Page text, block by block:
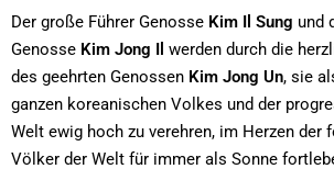
Der große Führer Genosse Kim Il Sung und
Genosse Kim Jong Il werden durch die
des geehrten Genossen Kim Jong Un, sie
ganzen koreanischen Volkes und der
Welt ewig hoch zu verehren, im Herzen
Völker der Welt für immer als Sonne